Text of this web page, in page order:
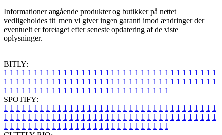
Informationer angående produkter og butikker på nettet
vedligeholdes tit, men vi giver ingen garanti imod ændringer der
eventuelt er foretaget efter seneste opdatering af de viste
oplysninger.
BITLY:
1 1 1 1 1 1 1 1 1 1 1 1 1 1 1 1 1 1 1 1 1 1 1 1 1 1 1 1 1 1 1 1 1 1 1 1
1 1 1 1 1 1 1 1 1 1 1 1 1 1 1 1 1 1 1 1 1 1 1 1 1 1 1 1 1 1 1 1 1 1 1 1
1 1 1 1 1 1 1 1 1 1 1 1 1 1 1 1 1 1 1 1 1 1 1 1 1 1 1 1
SPOTIFY:
1 1 1 1 1 1 1 1 1 1 1 1 1 1 1 1 1 1 1 1 1 1 1 1 1 1 1 1 1 1 1 1 1 1 1 1
1 1 1 1 1 1 1 1 1 1 1 1 1 1 1 1 1 1 1 1 1 1 1 1 1 1 1 1 1 1 1 1 1 1 1 1
1 1 1 1 1 1 1 1 1 1 1 1 1 1 1 1 1 1 1 1 1 1 1 1 1 1 1 1